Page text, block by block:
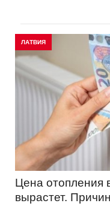
ЛАТВИЯ
Цена отопления
вырастет.